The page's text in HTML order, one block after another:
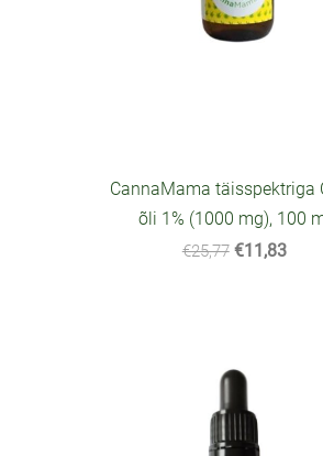
CannaMama täisspektriga
õli 1% (1000 mg), 100
€25,77 €11,83